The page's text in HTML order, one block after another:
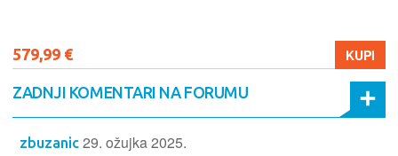
579,99 € KUPI
ZADNJI KOMENTARI NA FORUMU
zbuzanic 29. ožujka 2025.